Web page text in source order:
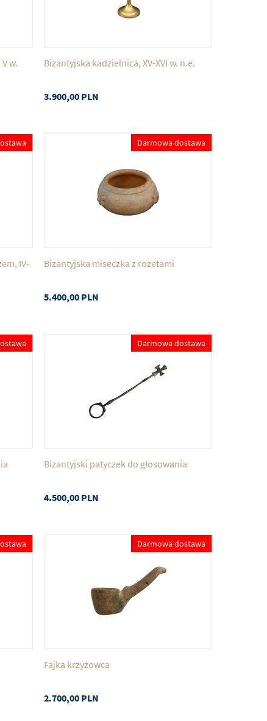
w.
Bizantyjska kadzielnica, XV-XVI w. n.e.
3.900,00 PLN
IV-
Darmowa dostawa
Bizantyjska miseczka z rozetami
5.400,00 PLN
Darmowa dostawa
Bizantyjski patyczek do głosowania
4.500,00 PLN
Darmowa dostawa
Fajka krzyżowca
2.700,00 PLN